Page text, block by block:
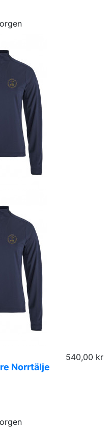
Norrtälje
540,00 kr